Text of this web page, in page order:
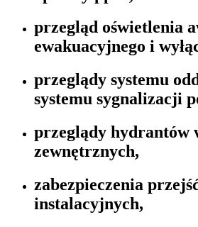
przegląd oświetlenia
ewakuacyjnego i
przeglądy systemu
systemu sygnalizacji
przeglądy hydrantów
zewnętrznych,
zabezpieczenia
instalacyjnych,